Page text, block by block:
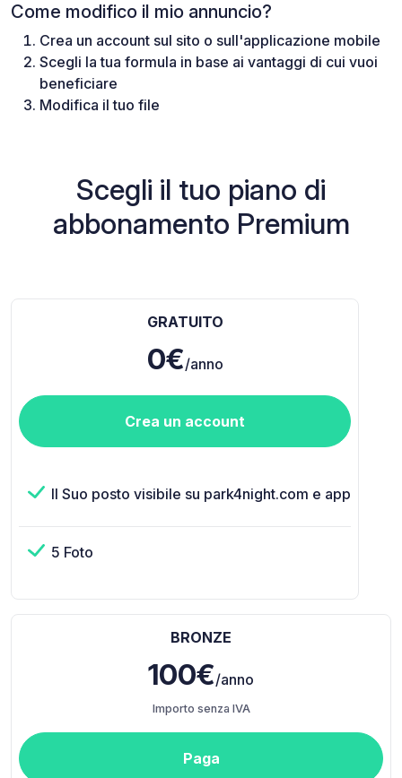
Come modifico il mio annuncio?
Crea un account sul sito o sull'applicazione mobile
Scegli la tua formula in base ai vantaggi di cui vuoi
beneficiare
Modifica il tuo file
Scegli il tuo piano di
abbonamento Premium
GRATUITO
0€/anno
Crea un account
Il Suo posto visibile su park4night.com e app
5 Foto
BRONZE
100€/anno
Importo senza IVA
Paga